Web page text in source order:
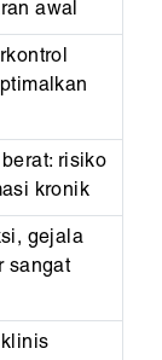
awal
risiko
kronik
gejala
sangat